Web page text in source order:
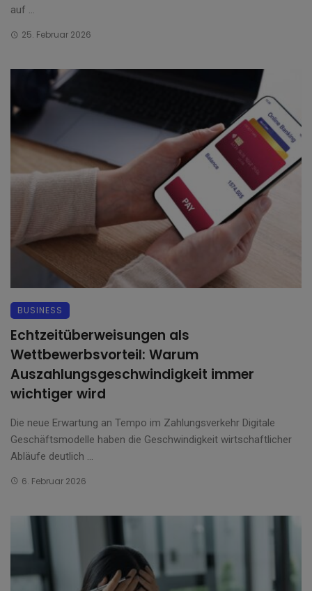
auf ...
25. Februar 2026
BUSINESS
Echtzeitüberweisungen als
Wettbewerbsvorteil: Warum
Auszahlungsgeschwindigkeit immer
wichtiger wird
Die neue Erwartung an Tempo im Zahlungsverkehr Digitale
Geschäftsmodelle haben die Geschwindigkeit wirtschaftlicher
Abläufe deutlich ...
6. Februar 2026